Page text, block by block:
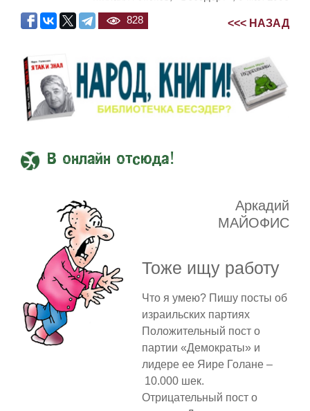
828 <<< НАЗАД
В онлайн отсюда!
Аркадий
МАЙОФИС
Тоже ищу работу
Что я умею? Пишу посты об
израильских партиях
Положительный пост о
партии «Демократы» и
лидере ее Яире Голане –
10.000 шек.
Отрицательный пост о